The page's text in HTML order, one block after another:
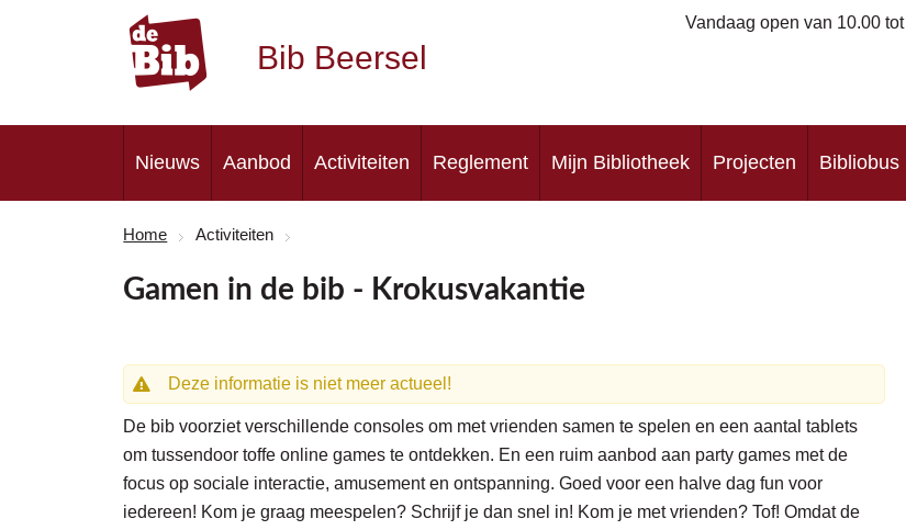
Bib Beersel
Vandaag open van 10.00 tot
Nieuws Aanbod Activiteiten Reglement Mijn Bibliotheek Projecten Bibliobus
Home Activiteiten
Gamen in de bib - Krokusvakantie
Deze informatie is niet meer actueel!
De bib voorziet verschillende consoles om met vrienden samen te spelen en een aantal tablets
om tussendoor toffe online games te ontdekken. En een ruim aanbod aan party games met de
focus op sociale interactie, amusement en ontspanning. Goed voor een halve dag fun voor
iedereen! Kom je graag meespelen? Schrijf je dan snel in! Kom je met vrienden? Tof! Omdat de